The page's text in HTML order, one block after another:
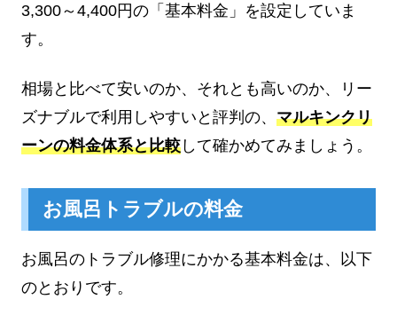
3,300～4,400円の「基本料金」を設定していま
す。
相場と比べて安いのか、それとも高いのか、リー
ズナブルで利用しやすいと評判の、 マルキンクリ
ーンの料金体系と比較 して確かめてみましょう。
お風呂トラブルの料金
お風呂のトラブル修理にかかる基本料金は、以下
のとおりです。